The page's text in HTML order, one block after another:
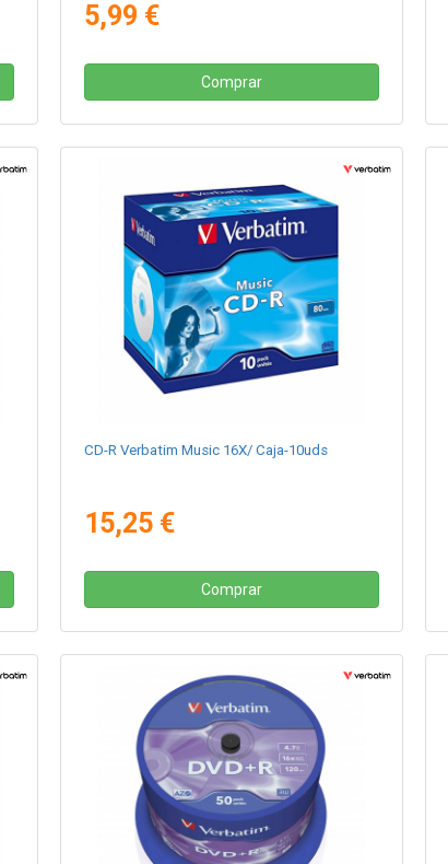
5,99 €
Comprar
CD-R Verbatim Music 16X/ Caja-10uds
15,25 €
Comprar